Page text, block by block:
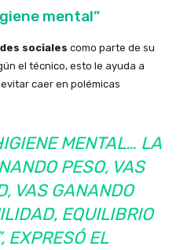
mental”
sociales como parte de su
el técnico, esto le ayuda a
caer en polémicas
MENTAL… LA
PESO, VAS
VAS GANANDO
EQUILIBRIO
, EXPRESÓ EL